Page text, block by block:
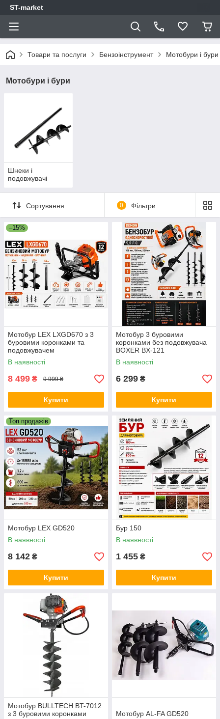
ST-market
Товари та послуги Бензоінструмент Мотобури і бури
Мотобури і бури
Шнеки і
подовжувачі
Сортування 0 Фільтри
–15%
Мотобур LEX LXGD670 з 3
буровими коронками та
подовжувачем
В наявності
8 499 ₴ 9 999 ₴
Купити
Мотобур 3 буровими
коронками без подовжувача
BOXER BX-121
В наявності
6 299 ₴
Купити
Топ продажів
Мотобур LEX GD520
В наявності
8 142 ₴
Купити
Бур 150
В наявності
1 455 ₴
Купити
Мотобур BULLTECH BT-7012
з 3 буровими коронками
Мотобур AL-FA GD520